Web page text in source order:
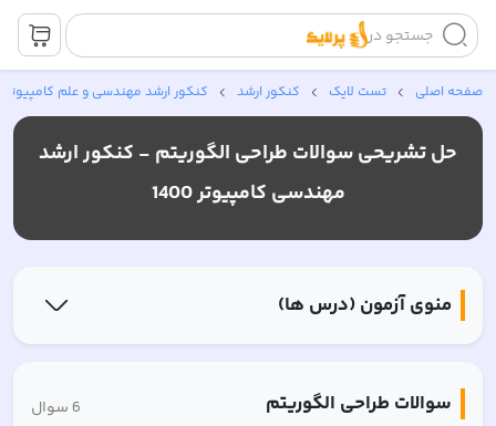
جستجو در
صفحه اصلی تست لایک کنکور ارشد کنکور ارشد مهندسی و علم کامپیوتر
حل تشریحی سوالات طراحی الگوریتم - کنکور ارشد
مهندسی کامپیوتر 1400
منوی آزمون (درس ها)
سوالات طراحی الگوریتم 6سوال